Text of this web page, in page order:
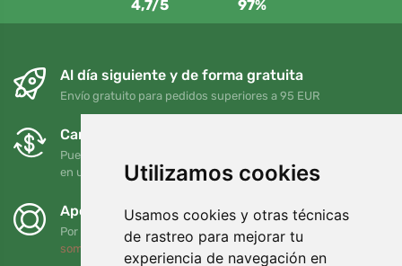
Utilizamos cookies
Usamos cookies y otras técnicas
de rastreo para mejorar tu
experiencia de navegación en
4,7/5 97%
Al día siguiente y de forma gratuita
Envío gratuito para pedidos superiores a 95 EUR
Cambios y devoluciones gratuitos
Puede devolver o cambiar su pedido en cualquier momento
en un plazo de 90 días
Apoyamos a Trees.org
Por cada pedido plantamos un árbol. Leer más
somos